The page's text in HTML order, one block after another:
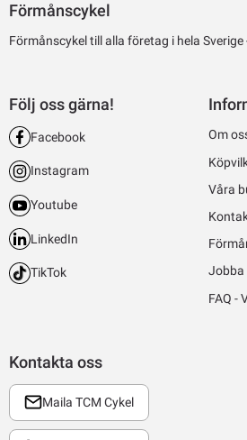
Förmånscykel
Förmånscykel till alla företag i hela Sverige
Kontakta oss
Maila TCM Cykel
Följ oss gärna!
Facebook
Instagram
Youtube
LinkedIn
TikTok
Om
Våra
Jobba
FAQ -